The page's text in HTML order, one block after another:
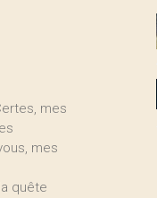
mes
mes
quête